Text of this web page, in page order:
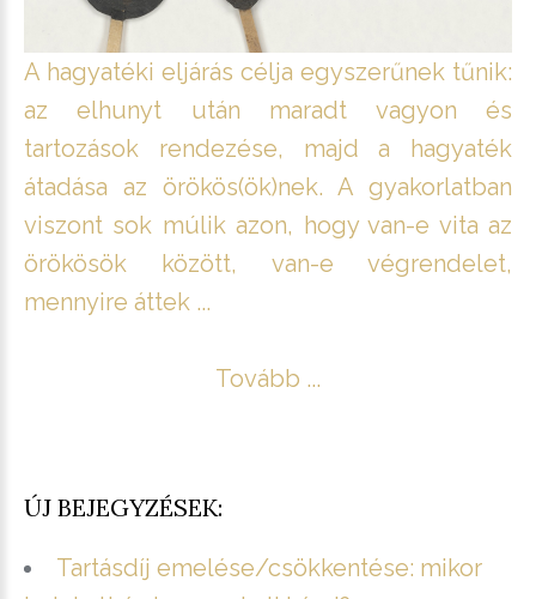
A hagyatéki eljárás célja egyszerűnek tűnik:
az elhunyt után maradt vagyon és
tartozások rendezése, majd a hagyaték
átadása az örökös(ök)nek. A gyakorlatban
viszont sok múlik azon, hogy van-e vita az
örökösök között, van-e végrendelet,
mennyire áttek ...
Tovább ...
ÚJ BEJEGYZÉSEK:
Tartásdíj emelése/csökkentése: mikor